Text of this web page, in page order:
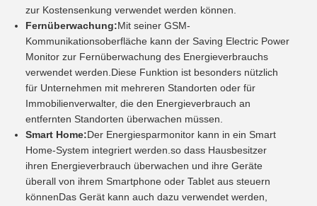
zur Kostensenkung verwendet werden können.
Fernüberwachung:Mit seiner GSM-
Kommunikationsoberfläche kann der Saving Electric Power
Monitor zur Fernüberwachung des Energieverbrauchs
verwendet werden.Diese Funktion ist besonders nützlich
für Unternehmen mit mehreren Standorten oder für
Immobilienverwalter, die den Energieverbrauch an
entfernten Standorten überwachen müssen.
Smart Home:Der Energiesparmonitor kann in ein Smart
Home-System integriert werden.so dass Hausbesitzer
ihren Energieverbrauch überwachen und ihre Geräte
überall von ihrem Smartphone oder Tablet aus steuern
könnenDas Gerät kann auch dazu verwendet werden,